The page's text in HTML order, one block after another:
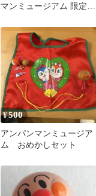
マンミュージアム 限定グ
品）
¥500
アンパンマンミュージア
ム おめかしセット